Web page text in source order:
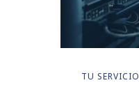
TU SERVICIO